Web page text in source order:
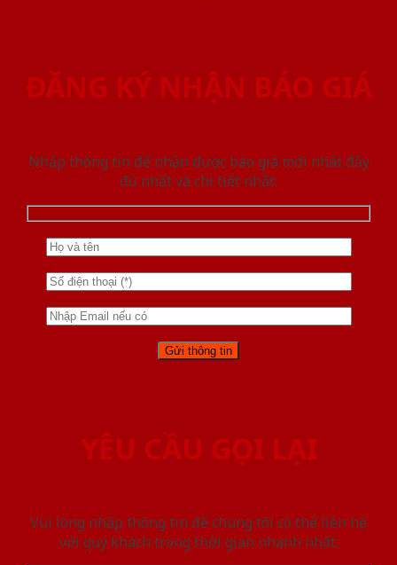
ĐĂNG KÝ NHẬN BÁO GIÁ
Nhập thông tin để nhận được báo giá mới nhât đầy
đủ nhất và chi tiết nhất.
YÊU CẦU GỌI LẠI
Vui lòng nhập thông tin để chúng tôi có thể liên hệ
với quý khách trong thời gian nhanh nhất.